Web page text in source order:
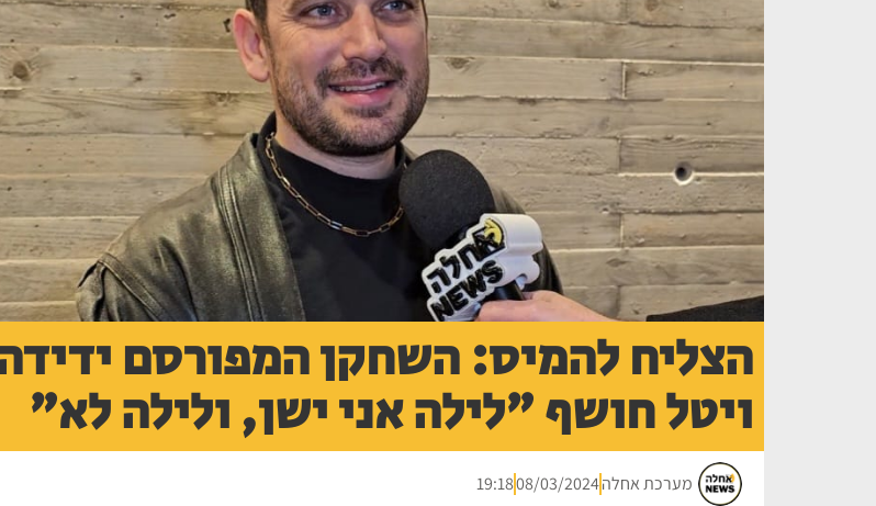
הצליח להמיס: השחקן המפורסם
ויטל חושף "לילה אני ישן, ולילה לא"
מערכת אחלה08/03/2024
19:18